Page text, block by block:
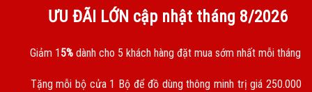
ƯU ĐÃI LỚN cập nhật tháng 8/2026
Giảm 15% dành cho 5 khách hàng đặt mua sớm nhất mỗi tháng
Tặng mỗi bộ cửa 1 Bộ để đồ dùng thông minh trị giá 250.000